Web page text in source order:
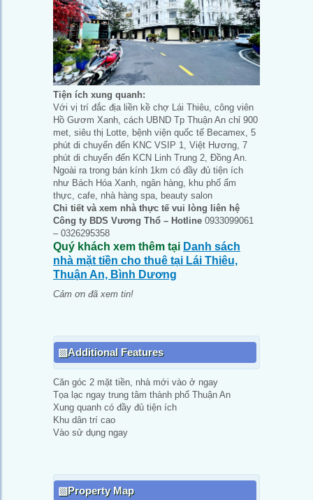
Tiện ích xung quanh:
Với vị trí đắc địa liền kề chợ Lái Thiêu, công viên
Hồ Gươm Xanh, cách UBND Tp Thuận An chỉ 900
met, siêu thị Lotte, bệnh viện quốc tế Becamex, 5
phút di chuyển đến KNC VSIP 1, Việt Hương, 7
phút di chuyển đến KCN Linh Trung 2, Đồng An.
Ngoài ra trong bán kính 1km có đầy đủ tiện ích
như Bách Hóa Xanh, ngân hàng, khu phố ẩm
thực, cafe, nhà hàng spa, beauty salon
Chi tiết và xem nhà thực tế vui lòng liên hệ
Công ty BDS Vương Thổ – Hotline 0933099061
– 0326295358
Quý khách xem thêm tại Danh sách
nhà mặt tiền cho thuê tại Lái Thiêu,
Thuận An, Bình Dương
Cảm ơn đã xem tin!
Additional Features
Căn góc 2 mặt tiền, nhà mới vào ở ngay
Tọa lạc ngay trung tâm thành phố Thuận An
Xung quanh có đầy đủ tiện ích
Khu dân trí cao
Vào sử dụng ngay
Property Map